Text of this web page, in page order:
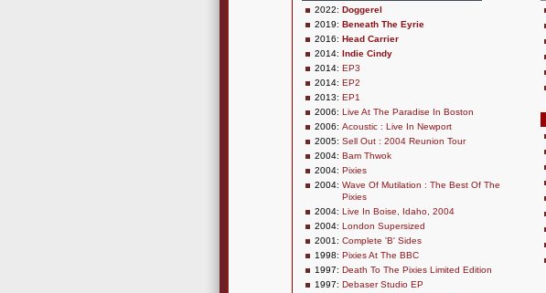
2022: Doggerel
2019: Beneath The Eyrie
2016: Head Carrier
2014: Indie Cindy
2014: EP3
2014: EP2
2013: EP1
2006: Live At The Paradise In Boston
2006: Acoustic : Live In Newport
2005: Sell Out : 2004 Reunion Tour
2004: Bam Thwok
2004: Pixies
2004: Wave Of Mutilation : The Best Of The
Pixies
2004: Live In Boise, Idaho, 2004
2004: London Supersized
2001: Complete 'B' Sides
1998: Pixies At The BBC
1997: Death To The Pixies Limited Edition
1997: Debaser Studio EP